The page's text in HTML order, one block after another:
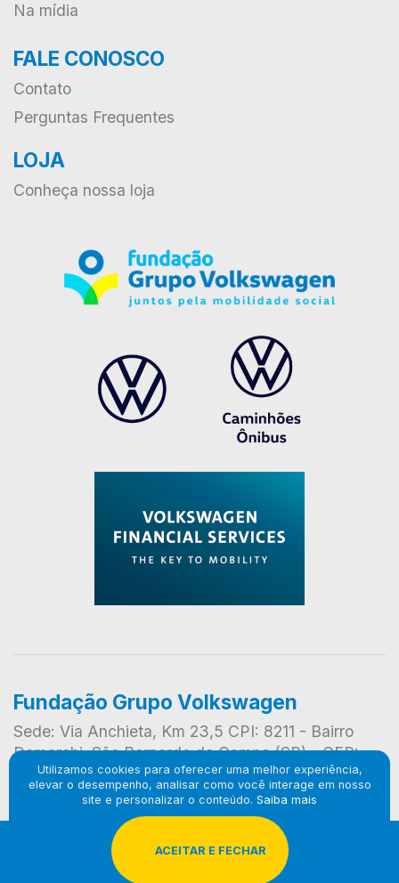
Na mídia
FALE CONOSCO
Contato
Perguntas Frequentes
LOJA
Conheça nossa loja
Fundação Grupo Volkswagen
Sede: Via Anchieta, Km 23,5 CPI: 8211 - Bairro
Demarchi, São Bernardo do Campo (SP) - CEP:
09823-901
© 2024 Fundação Grupo Volkswagen. Todos os direitos
reservados. Produzido por
Woolly
Utilizamos cookies para oferecer uma melhor experiência,
elevar o desempenho, analisar como você interage em nosso
site e personalizar o conteúdo. Saiba mais
        ACEITAR E FECHAR